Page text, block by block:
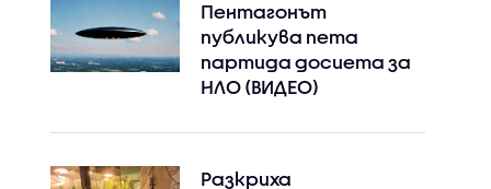
Пентагонът
публикува пета
партида досиета за
НЛО (ВИДЕО)
Разкриха